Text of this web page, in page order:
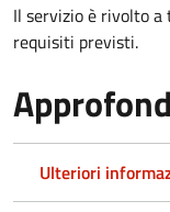
Il servizio è rivolto
requisiti previsti.
Ulteriori